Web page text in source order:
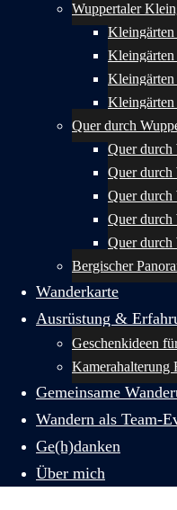
Wuppertaler
Kleingärten
Kleingärten
Quer durch
Quer durch
Quer durch
Quer durch
Quer
Quer durch
Bergischer
Wanderkarte
Ausrüstung &
Geschenkideen
Kamerahalterung
Gemeinsame
Wandern als Team-
Ge(h)danken
Über mich